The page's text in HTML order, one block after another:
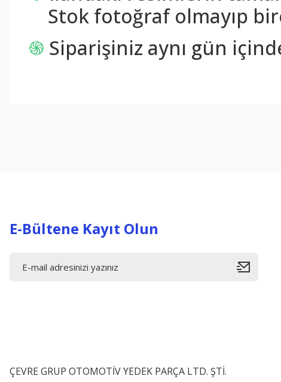
Stok fotoğraf olmayıp
֍ Siparişiniz aynı gün
E-Bültene Kayıt Olun
ÇEVRE GRUP OTOMOTİV YEDEK PARÇA LTD. ŞTİ.